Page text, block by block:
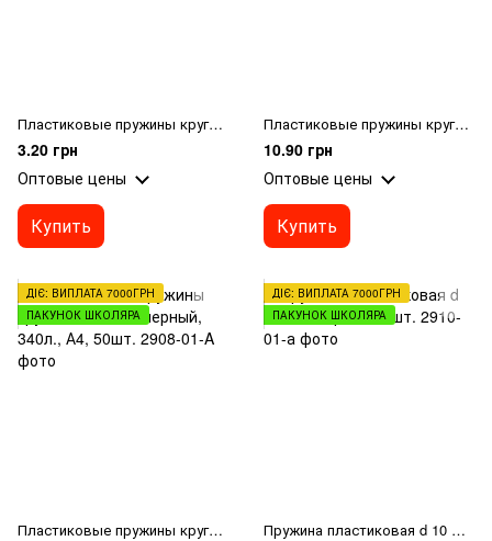
Пластиковые пружины круглые d 14мм, синий, 100л., А4, 100шт.
3.20 грн
Оптовые цены
Купить
Пластиковые пружины круглые d 45мм, черный, 410л., А4, 50шт.
10.90 грн
Оптовые цены
Купить
ДІЄ: ВИПЛАТА 7000ГРН
ПАКУНОК ШКОЛЯРА
Пластиковые пружины круглые d 38мм, черный, 340л., А4, 50шт.
ДІЄ: ВИПЛАТА 7000ГРН
ПАКУНОК ШКОЛЯРА
Пружина пластиковая d 10 мм, черная, 1 шт.